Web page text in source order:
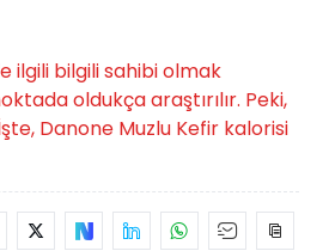
ilgili bilgili sahibi olmak
oldukça araştırılır. Peki,
Danone Muzlu Kefir kalorisi